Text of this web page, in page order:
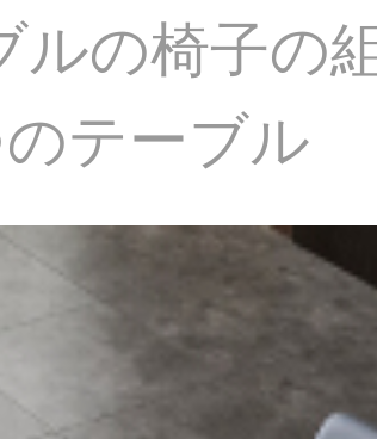
の椅子の
テーブル